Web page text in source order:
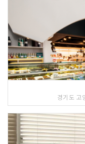
경기도 고